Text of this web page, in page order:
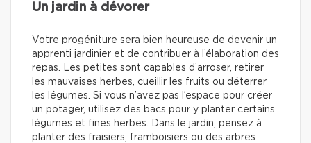
Un jardin à dévorer
Votre progéniture sera bien heureuse de devenir un
apprenti jardinier et de contribuer à l’élaboration des
repas. Les petites sont capables d’arroser, retirer
les mauvaises herbes, cueillir les fruits ou déterrer
les légumes. Si vous n’avez pas l’espace pour créer
un potager, utilisez des bacs pour y planter certains
légumes et fines herbes. Dans le jardin, pensez à
planter des fraisiers, framboisiers ou des arbres